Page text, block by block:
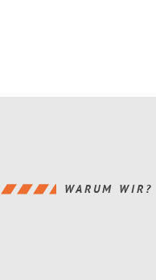
WARUM WIR?